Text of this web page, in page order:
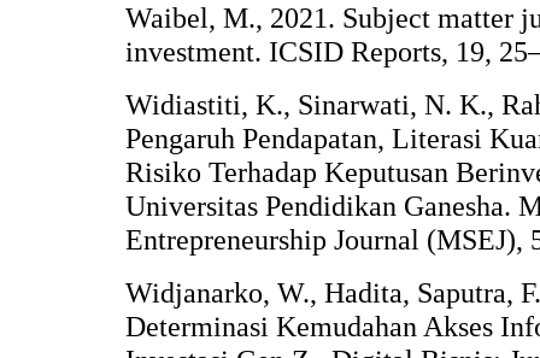
Waibel, M., 2021. Subject matter
investment. ICSID Reports, 19,
Widiastiti, K., Sinarwati, N. K.,
Pengaruh Pendapatan, Literasi
Risiko Terhadap Keputusan
Universitas Pendidikan Ganesha.
Entrepreneurship Journal (MSEJ),
Widjanarko, W., Hadita, Saputra,
Determinasi Kemudahan Akses